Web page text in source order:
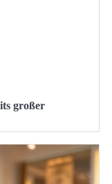
großer